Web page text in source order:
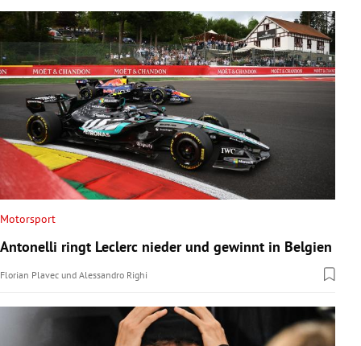
Motorsport
Antonelli ringt Leclerc nieder und gewinnt in Belgien
Florian Plavec und Alessandro Righi